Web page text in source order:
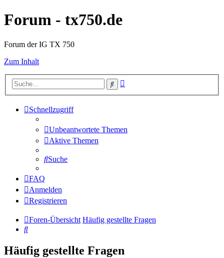
Forum - tx750.de
Forum der IG TX 750
Zum Inhalt
Suche
Schnellzugriff
Unbeantwortete Themen
Aktive Themen
Suche
FAQ
Anmelden
Registrieren
Foren-Übersicht Häufig gestellte Fragen
Suche
Häufig gestellte Fragen